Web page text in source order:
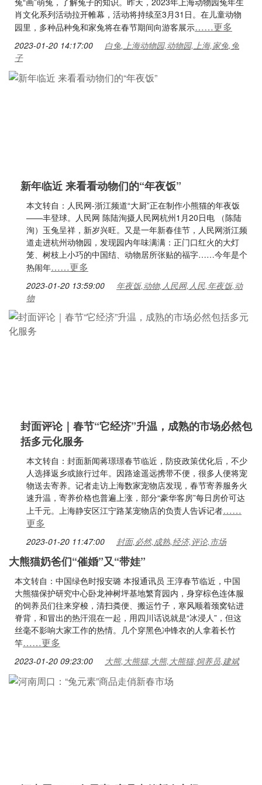
肖文化系列活动拉开帷幕，活动将持续至3月31日。在儿童动物
园里，多种品种兔和家兔将在春节期间向游客展示……更多
2023-01-20 14:17:00
白兔,上海动物园,动物园,上海,家兔,兔
子
新年临近 来看看动物们的“年夜饭”
本文转自：人民网-浙江频道“大厨”正在制作小熊猫的年夜饭
——丰登球。人民网 陈陆洵摄人民网杭州1月20日电 （陈陆
洵）玉兔呈祥，新岁兴旺。又是一年新春佳节，人民网浙江频
道走进杭州动物园，发现园内年味满满：正门口红火的大灯
笼、树枝上小巧的中国结、动物居所张贴的福字……今年是个
热闹年……更多
2023-01-20 13:59:00
年夜饭,动物,人民网,人民,年夜饭,动
物
封面评论｜春节“它经济”升温，成熟的市场必然包
括多元化服务
本文转自：封面新闻蒋璟璟春节临近，防疫政策优化后，不少
人选择返乡或旅行过年。因路途遥远携带不便，很多人便将宠
物送去寄养。记者走访上海数家宠物店发现，春节寄养服务火
速升温，寄养价格也普遍上涨，部分“豪华客房”每日房价可达
上千元。上海静安区江宁路某宠物店的负责人告诉记者……
更多
2023-01-20 11:47:00 封面,必然,成熟,经济,评论,市场
大熊猫奶爸们“催婚”又“带娃”
本文转自：中国绿色时报安璐 本报通讯员 王淳春节临近，中国
大熊猫保护研究中心卧龙神树坪基地繁育园内，身穿棕色连体服
的饲养员们往来穿梭，清扫粪便、搬运竹子，寒风顺着颈窝钻进
脊背，和冒出的热汗混在一起，用四川话说就是“冰浸人”，但这
丝毫不影响大家工作的热情。几个穿黑色冲锋衣的人拿着长竹
竿……更多
2023-01-20 09:23:00 大熊,大熊猫,大熊,大熊猫,饲养员,建斌